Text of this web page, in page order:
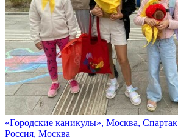
«Городские каникулы», Москва, Спартак
Россия, Москва